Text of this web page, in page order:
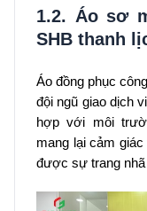
1.2. Áo sơ
SHB thanh
Áo đồng phục
đội ngũ giao dịch
hợp với môi
mang lại cảm
được sự trang nhã